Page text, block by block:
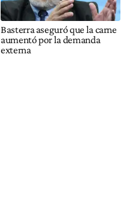
Basterra aseguró que la carne
aumentó por la demanda
externa